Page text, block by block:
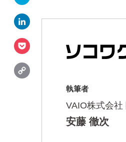
執筆者
VAIO株式会社
安藤 徹次